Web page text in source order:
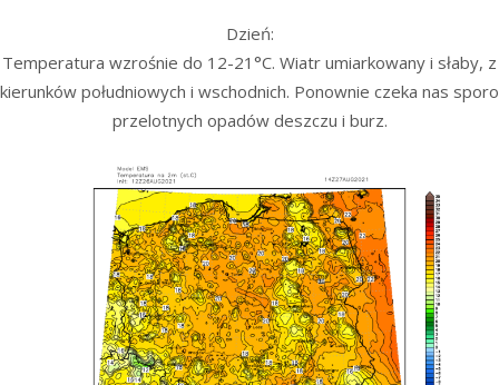
Dzień:
Temperatura wzrośnie do 12-21°C. Wiatr umiarkowany i słaby, z
kierunków południowych i wschodnich. Ponownie czeka nas sporo
przelotnych opadów deszczu i burz.